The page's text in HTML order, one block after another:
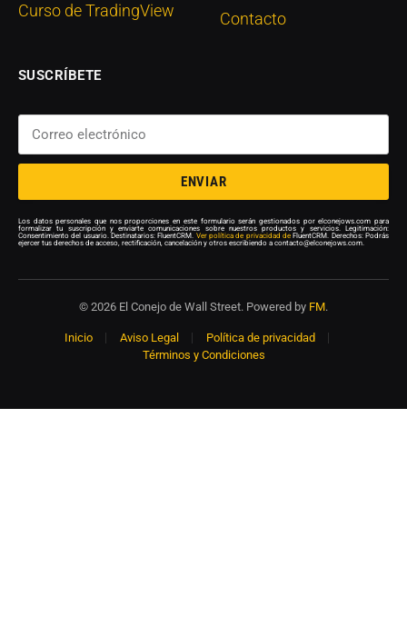
Curso de TradingView
Contacto
SUSCRÍBETE
ENVIAR
Los datos personales que nos proporciones en este formulario serán gestionados por elconejows.com para
formalizar tu suscripción y enviarte comunicaciones sobre nuestros productos y servicios. Legitimación:
Consentimiento del usuario. Destinatarios: FluentCRM. Ver política de privacidad de FluentCRM. Derechos: Podrás
ejercer tus derechos de acceso, rectificación, cancelación y otros escribiendo a contacto@elconejows.com.
© 2026 El Conejo de Wall Street. Powered by FM.
Inicio Aviso Legal
Política de privacidad
Términos y Condiciones